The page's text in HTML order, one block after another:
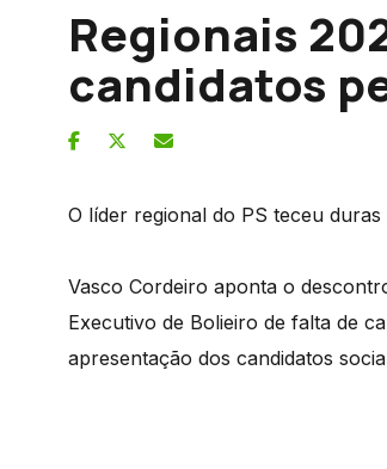
Regionais
candidatos
O líder regional do PS teceu
Vasco Cordeiro aponta o
Executivo de Bolieiro de falta de
apresentação dos candidatos